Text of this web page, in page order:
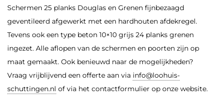
Schermen 25 planks Douglas en Grenen fijnbezaagd
geventileerd afgewerkt met een hardhouten afdekregel.
Tevens ook een type beton 10×10 grijs 24 planks grenen
ingezet. Alle aflopen van de schermen en poorten zijn op
maat gemaakt. Ook benieuwd naar de mogelijkheden?
Vraag vrijblijvend een offerte aan via info@loohuis-
schuttingen.nl of via het contactformulier op onze website.